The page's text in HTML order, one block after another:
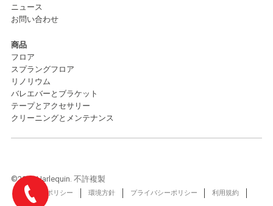
ニュース
お問い合わせ
商品
フロア
スプラングフロア
リノリウム
バレエバーとブラケット
テープとアクセサリー
クリーニングとメンテナンス
©2026 Harlequin. 不許複製
Cookie ポリシー 環境方針 プライバシーポリシー 利用規約